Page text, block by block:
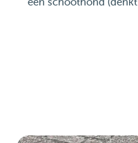
een schoothond